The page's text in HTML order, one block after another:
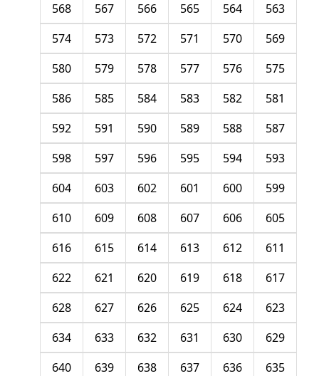
563
564
565
566
567
568
569
570
571
572
573
574
575
576
577
578
579
580
581
582
583
584
585
586
587
588
589
590
591
592
593
594
595
596
597
598
599
600
601
602
603
604
605
606
607
608
609
610
611
612
613
614
615
616
617
618
619
620
621
622
623
624
625
626
627
628
629
630
631
632
633
634
635
636
637
638
639
640